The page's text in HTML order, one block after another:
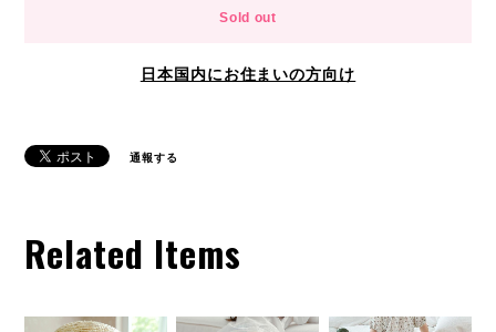
Sold out
日本国内にお住まいの方向け
通報する
Related Items